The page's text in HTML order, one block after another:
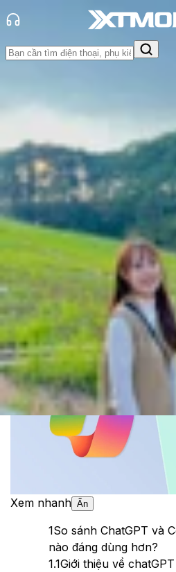
So Sánh
Tin MớiĐánh Giá - Trên TaySo
mãi
Thủ thuậtHỏi đápApp -
hàng - Sự kiện
So sánh ChatGPT
Trợ lý AI nào đáng
Thùy Nguyễn
Ngày đăng:
26/06/2025
Cập nhật:26/06/2025
Theo dõi XTMobile trên
Xem nhanh Ẩn
1So sánh ChatGPT và
nào đáng dùng hơn?
1.1Giới thiệu về